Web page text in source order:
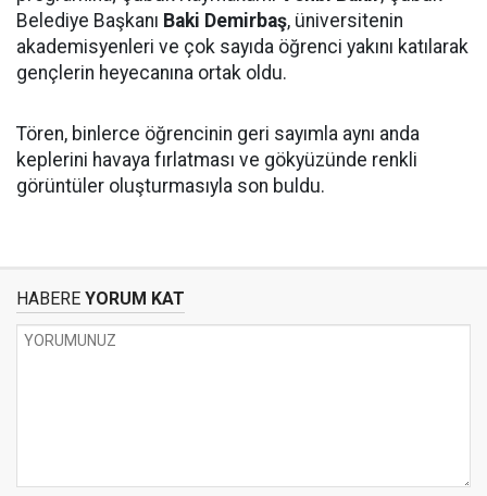
Belediye Başkanı Baki Demirbaş, üniversitenin
akademisyenleri ve çok sayıda öğrenci yakını katılarak
gençlerin heyecanına ortak oldu.
Tören, binlerce öğrencinin geri sayımla aynı anda
keplerini havaya fırlatması ve gökyüzünde renkli
görüntüler oluşturmasıyla son buldu.
HABERE YORUM KAT